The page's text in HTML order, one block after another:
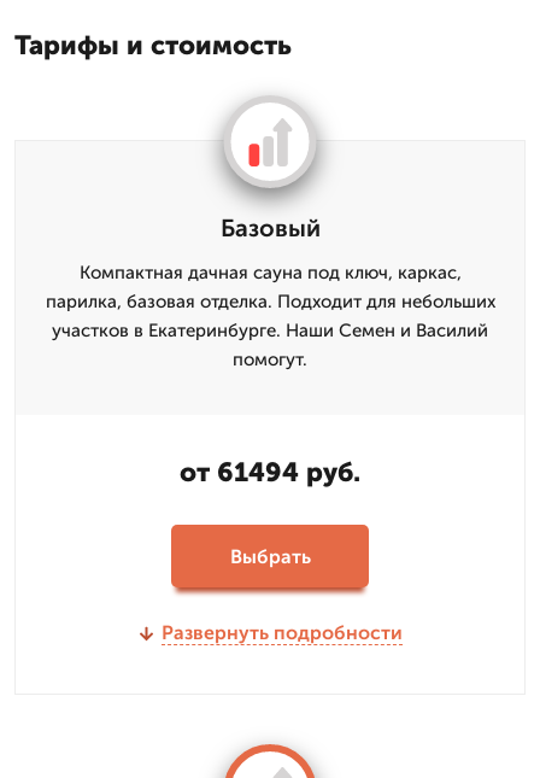
Тарифы и стоимость
Базовый
Компактная дачная сауна под ключ, каркас,
парилка, базовая отделка. Подходит для небольших
участков в Екатеринбурге. Наши Семен и Василий
помогут.
от 61494 руб.
Выбрать
Развернуть подробности